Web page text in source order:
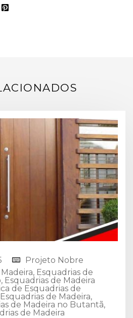
Projeto Nobre
, Esquadrias de
, Esquadrias de Madeira
de Esquadrias de
de Madeira,
de Madeira no Butantã,
de Madeira